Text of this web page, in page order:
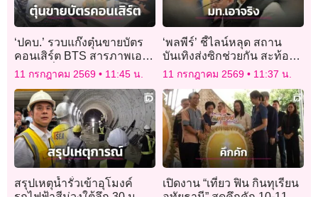
‘ปคบ.’ รวบแก๊งตุ๋นขายบัตร
คอนเสิร์ต BTS สารภาพเอา
เงินไปเที่ยวต่างประเทศจน
11 กรกฎาคม 2569 11:45 น.
‘พลพีร์’ ชี้ไลน์หลุด สถาน
บันเทิงส่งซิกช่วยกัน สะท้อน
มท. เอาจริง ปราบธุรกิจผิด
กฎหมาย
11 กรกฎาคม 2569 11:37 น.
สรุปเหตุน้ำรั่วเข้าอุโมงค์
เปิดงาน “เที่ยว ฟิน กินทุเรียน